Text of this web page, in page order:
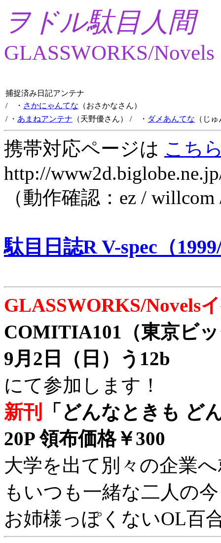
ヲドル駄目人間
GLASSWORKS/Novels
捕捉済み日記アンテナ
/ ・ さかにゃんてな （おさかなさん）
/ ・ あまねアンテナ （天野優さん） / ・ ダメあんてな （じ
携帯対応ページは こち
http://
（動作確認：ez /
駄目日誌R V-spec（
GLASSWORKS/Novels
COMITIA101（東京ビ
9月2日（日）う12b
にて参加します！
新刊
「どんなときも ど
20P 領布価格￥300
大学を出て別々の企業
もいつも一緒な二人の
お姉様っぽくないOL百